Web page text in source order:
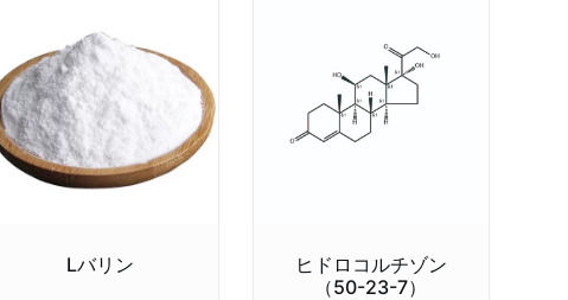
Lバリン
ヒドロコルチゾン
（50-23-7）